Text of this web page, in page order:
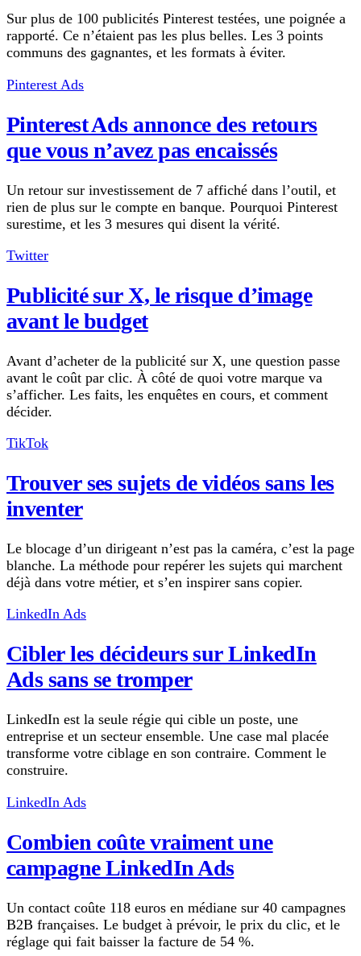
Sur plus de 100 publicités Pinterest testées, une poignée a
rapporté. Ce n’étaient pas les plus belles. Les 3 points
communs des gagnantes, et les formats à éviter.
Pinterest Ads
Pinterest Ads annonce des retours
que vous n’avez pas encaissés
Un retour sur investissement de 7 affiché dans l’outil, et
rien de plus sur le compte en banque. Pourquoi Pinterest
surestime, et les 3 mesures qui disent la vérité.
Twitter
Publicité sur X, le risque d’image
avant le budget
Avant d’acheter de la publicité sur X, une question passe
avant le coût par clic. À côté de quoi votre marque va
s’afficher. Les faits, les enquêtes en cours, et comment
décider.
TikTok
Trouver ses sujets de vidéos sans les
inventer
Le blocage d’un dirigeant n’est pas la caméra, c’est la page
blanche. La méthode pour repérer les sujets qui marchent
déjà dans votre métier, et s’en inspirer sans copier.
LinkedIn Ads
Cibler les décideurs sur LinkedIn
Ads sans se tromper
LinkedIn est la seule régie qui cible un poste, une
entreprise et un secteur ensemble. Une case mal placée
transforme votre ciblage en son contraire. Comment le
construire.
LinkedIn Ads
Combien coûte vraiment une
campagne LinkedIn Ads
Un contact coûte 118 euros en médiane sur 40 campagnes
B2B françaises. Le budget à prévoir, le prix du clic, et le
réglage qui fait baisser la facture de 54 %.